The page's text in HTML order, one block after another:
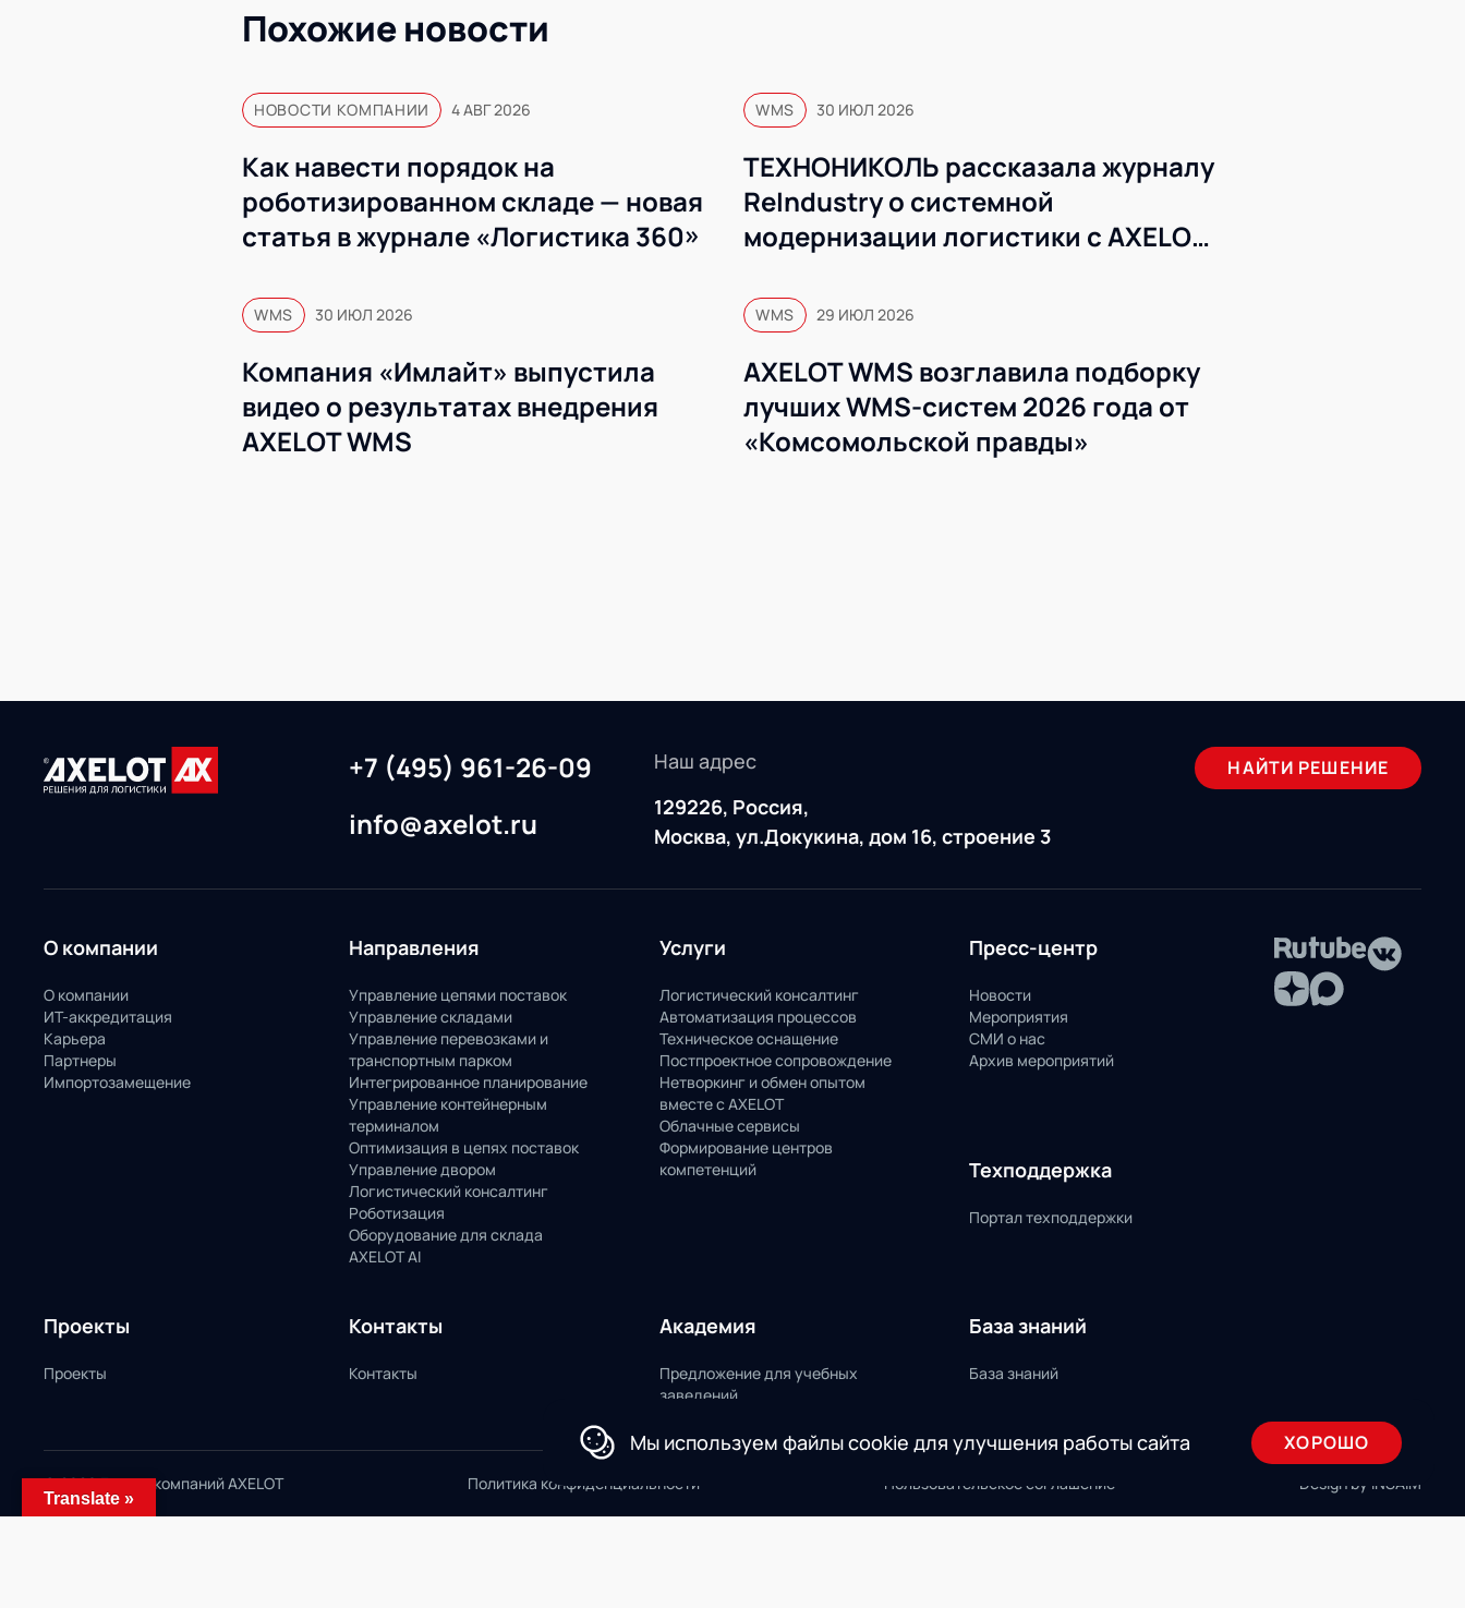
Похожие новости
НОВОСТИ КОМПАНИИ 4 АВГ 2026
Как навести порядок на
роботизированном складе — новая
статья в журнале «Логистика 360»
WMS 30 ИЮЛ 2026
ТЕХНОНИКОЛЬ рассказала журналу
ReIndustry о системной
модернизации логистики с AXELOT
WMS 30 ИЮЛ 2026
Компания «Имлайт» выпустила
видео о результатах внедрения
AXELOT WMS
WMS 29 ИЮЛ 2026
AXELOT WMS возглавила подборку
лучших WMS-систем 2026 года от
«Комсомольской правды»
+7 (495) 961-26-09
info@axelot.ru
Наш адрес
129226, Россия,
Москва, ул.Докукина, дом 16, строение 3
НАЙТИ РЕШЕНИЕ
О компании
О компании
ИТ-аккредитация
Карьера
Партнеры
Импортозамещение
Направления
Управление цепями поставок
Управление складами
Управление перевозками и
транспортным парком
Интегрированное планирование
Управление контейнерным
терминалом
Оптимизация в цепях поставок
Управление двором
Логистический консалтинг
Роботизация
Оборудование для склада
AXELOT AI
Услуги
Логистический консалтинг
Автоматизация процессов
Техническое оснащение
Постпроектное сопровождение
Нетворкинг и обмен опытом
вместе с AXELOT
Облачные сервисы
Формирование центров
компетенций
Пресс-центр
Новости
Мероприятия
СМИ о нас
Архив мероприятий
Техподдержка
Портал техподдержки
Проекты
Проекты
Контакты
Контакты
Академия
Предложение для учебных
заведений
База знаний
База знаний
© 2026 Группа компаний AXELOT Политика конфиденциальности Пользовательское соглашение Design by INSAIM
Мы используем файлы cookie для улучшения работы сайта ХОРОШО
Translate »